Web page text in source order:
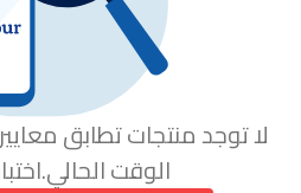
لا توجد منتجات تطابق
الوقت